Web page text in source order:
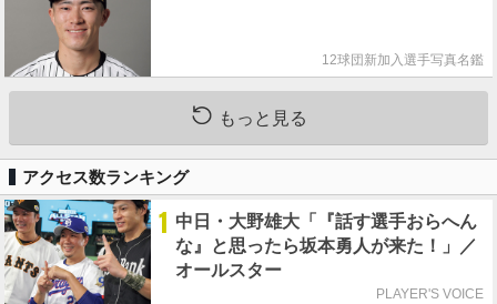
12球団新加入選手写真名鑑
もっと見る
アクセス数ランキング
1 中日・大野雄大「『話す選手おらへん
な』と思ったら坂本勇人が来た！」／
オールスター
PLAYER'S VOICE